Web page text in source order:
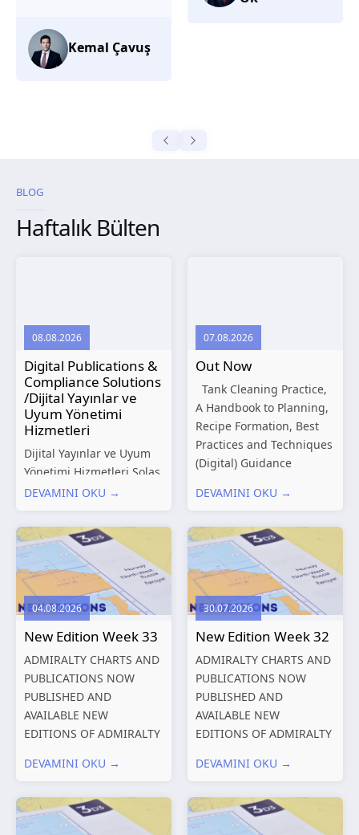
BLOG
Haftalık Bülten
08.08.2026
Digital Publications &
Compliance Solutions
/Dijital Yayınlar ve
Uyum Yönetimi
Hizmetleri
Dijital Yayınlar ve Uyum
Yönetimi Hizmetleri Solas
Marine, denizcilik
düzenleyici gereklilikleri
ve dijitalleşen
operasyonel ihtiyaçları
doğrultusunda kapsamlı
Dijital Yayınlar ve Uyum
Yönetimi çözümleri
sunmaktadır.
Hizmetlerimiz; gemi
işletmecileri, armatörler,
teknik yönetim şirketleri
ve denizcilik...
DEVAMINI OKU →
07.08.2026
Out Now
Tank Cleaning Practice,
A Handbook to Planning,
Recipe Formation, Best
Practices and Techniques
(Digital) Guidance
Structures – Consolidated
Shipping and the
Environment – A Guide to
Environmental
Compliance...
DEVAMINI OKU →
04.08.2026
New Edition Week 33
ADMIRALTY CHARTS AND
PUBLICATIONS NOW
PUBLISHED AND
AVAILABLE NEW
EDITIONS OF ADMIRALTY
PUBLICATIONS New
Charts published 13
August 2026 Chart
DEVAMINI OKU →
30.07.2026
New Edition Week 32
ADMIRALTY CHARTS AND
PUBLICATIONS NOW
PUBLISHED AND
AVAILABLE NEW
EDITIONS OF ADMIRALTY
PUBLICATIONS New
Charts published 06
August 2026 Chart Title,
DEVAMINI OKU →